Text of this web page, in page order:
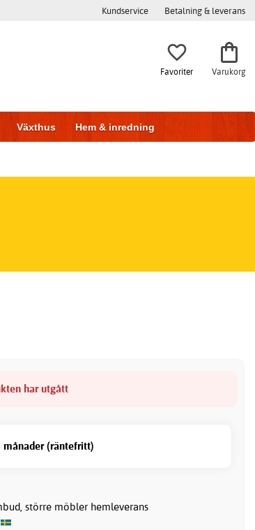
Kundservice Betalning & leverans
Favoriter Varukorg
Växthus Hem & inredning
har utgått
(räntefritt)
större möbler hemleverans